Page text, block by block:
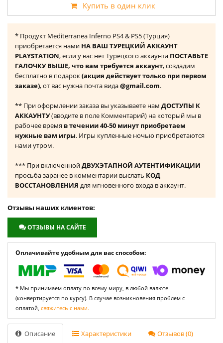
Купить в один клик
* Продукт Mediterranea Inferno PS4 & PS5 (Турция)
приобретается нами НА ВАШ ТУРЕЦКИЙ АККАУНТ
PLAYSTATION, если у вас нет Турецкого аккаунта ПОСТАВЬТЕ
ГАЛОЧКУ ВЫШЕ, что вам требуется аккаунт, создадим
бесплатно в подарок(акция действует только при первом
заказе), от вас нужна почта вида@gmail.com.
** При оформлении заказа вы указываете нам ДОСТУПЫ К
АККАУНТУ(вводите в поле Комментарий) на который мы в
рабочее время в течении 40-50 минут приобретаем
нужные вам игры. Игры купленные ночью приобретаются
нами утром.
*** При включеннойДВУХЭТАПНОЙ АУТЕНТИФИКАЦИИ
просьба заранее в комментарии выслать КОД
ВОССТАНОВЛЕНИЯ для мгновенного входа в аккаунт.
Отзывы наших клиентов:
ОТЗЫВЫ НА САЙТЕ
Оплачивайте удобным для вас способом:
* Мы принимаем оплату по всему миру, в любой валюте
(конвертируется по курсу). В случае возникновения проблем с
оплатой, свяжитесь с нами.
Описание Характеристики Отзывов (0)